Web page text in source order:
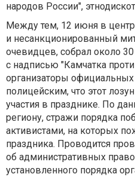
народов России",
Между тем, 12 июня в
и несанкционированный
очевидцев, собрал около
с надписью "Камчатка
организаторы
полицейским, что этот
участия в празднике. По
региону, стражи порядка
активистами, на которых
праздника. Проводится
об административных
установленного порядка